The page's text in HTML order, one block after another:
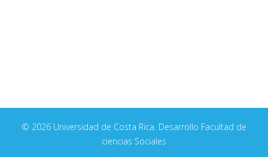
© 2026 Universidad de Costa Rica. Desarrollo Facultad de
ciencias Sociales